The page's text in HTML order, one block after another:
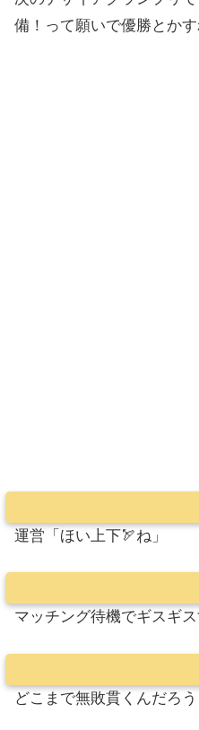
備！って願いで優勝とか
運営「ほい上下🏹ね」
マッチング待機でギスギ
どこまで無敗貫くんだろう